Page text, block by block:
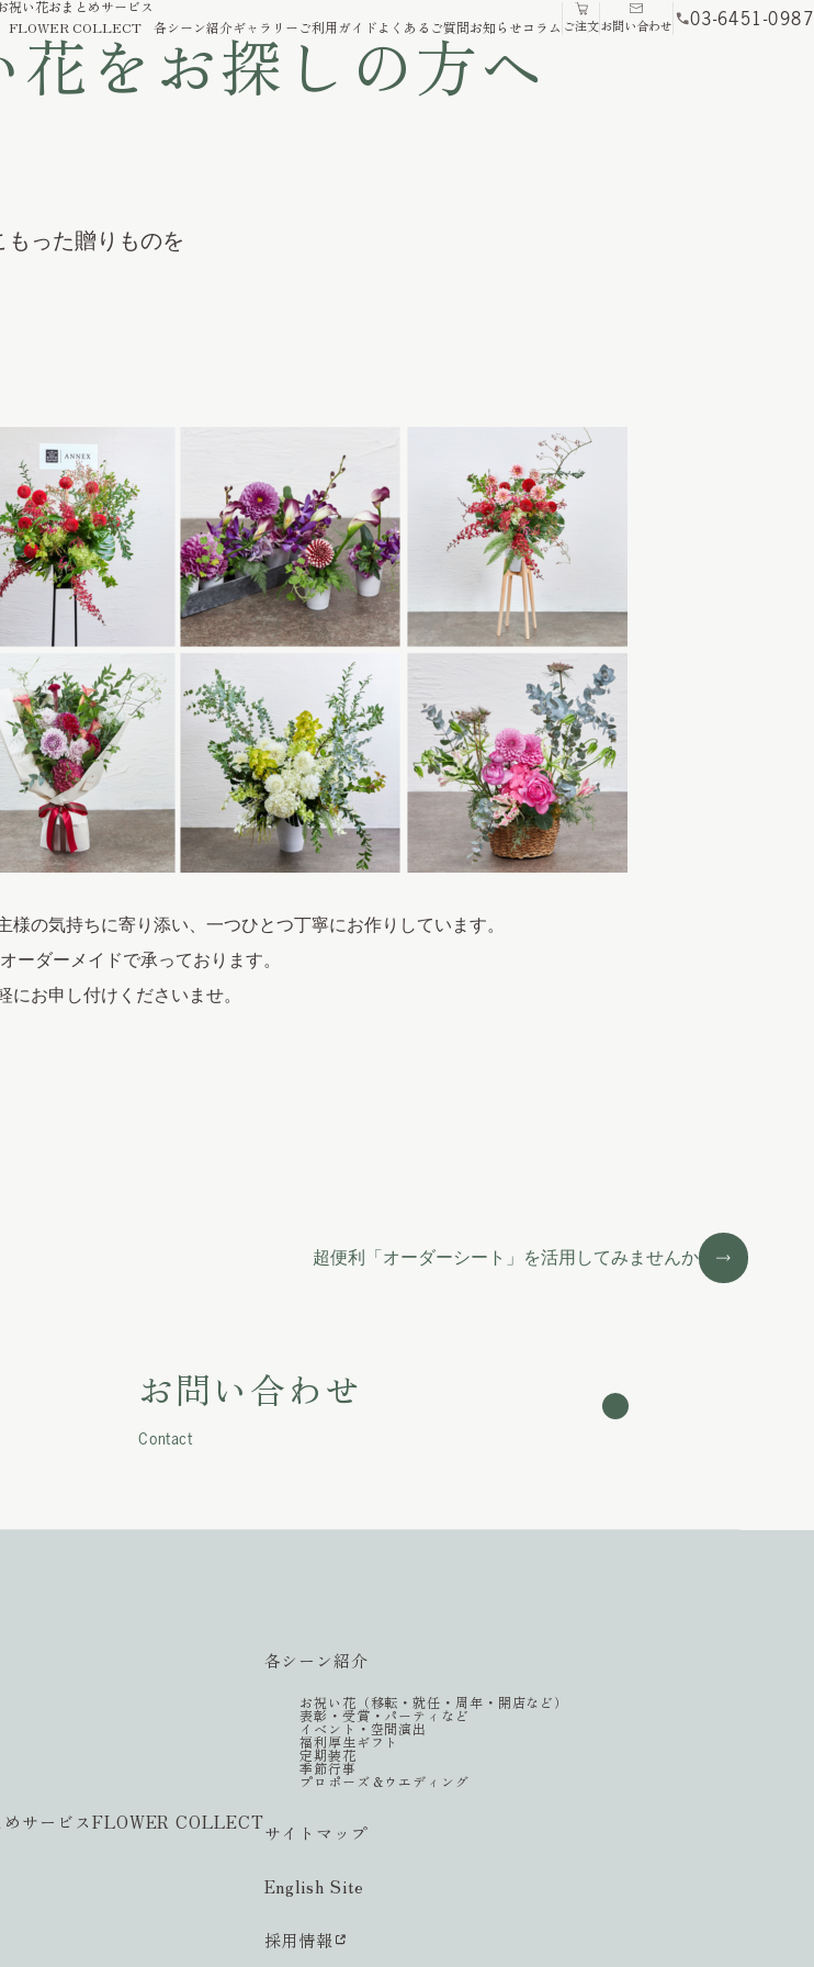
祝い花おまとめサービス
FLOWER COLLECT
各シーン紹介ギャラリーご利用ガイドよくあるご質問お知らせコラム ご注文お問い合わせ 03-6451-0987
をお探しの方へ
った贈りものを
の気持ちに寄り添い、一つひとつ丁寧にお作りしています。
ーダーメイドで承っております。
お申し付けくださいませ。
超便利「オーダーシート」を活用してみませんか
お問い合わせ
Contact
サービスFLOWER COLLECT
各シーン紹介
お祝い花（移転・就任・周年・開店など）
表彰・受賞・パーティなど
イベント・空間演出
福利厚生ギフト
定期装花
季節行事
プロポーズ＆ウエディング
サイトマップ
English Site
採用情報